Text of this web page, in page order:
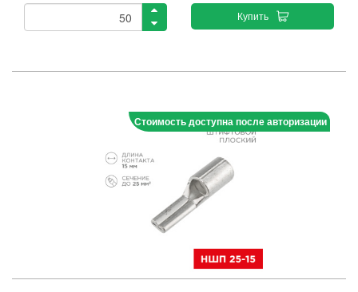
Купить
Стоимость доступна после авторизации